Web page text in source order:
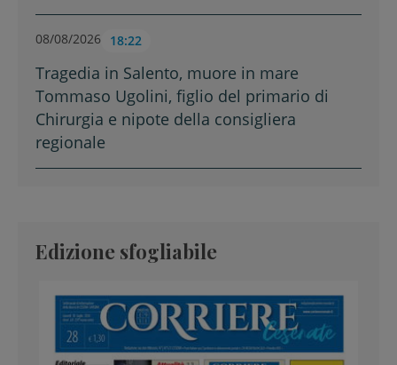
08/08/2026 18:22
Tragedia in Salento, muore in mare
Tommaso Ugolini, figlio del primario di
Chirurgia e nipote della consigliera
regionale
Edizione sfogliabile